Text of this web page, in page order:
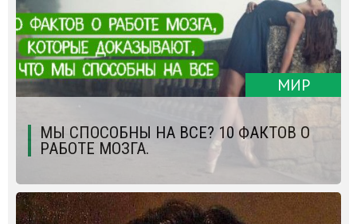
МИР
МЫ СПОСОБНЫ НА ВСЕ? 10 ФАКТОВ О
РАБОТЕ МОЗГА.